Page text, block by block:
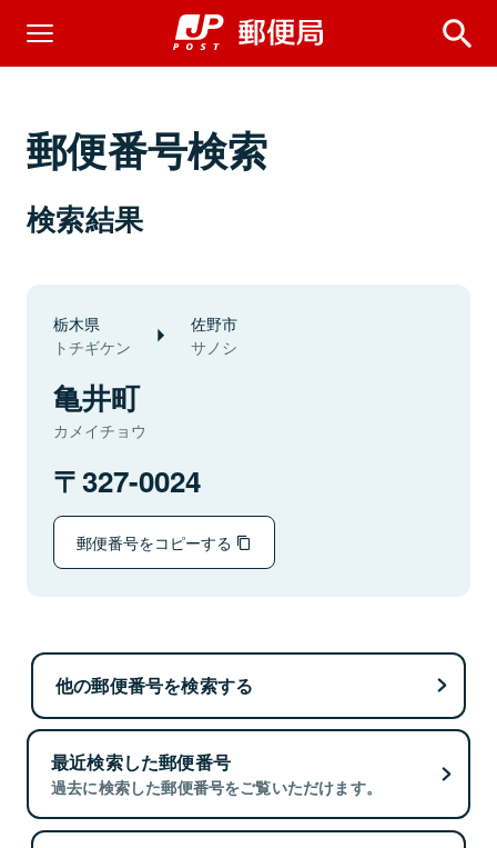
郵便番号検索
検索結果
栃木県
トチギケン
佐野市
サノシ
亀井町
カメイチョウ
327-0024
郵便番号をコピーする
他の郵便番号を検索する
最近検索した郵便番号
過去に検索した郵便番号をご覧いただけます。